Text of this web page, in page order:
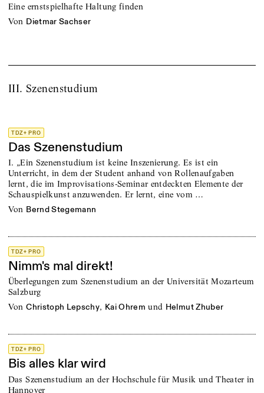
Eine ernstspielhafte Haltung finden
von Dietmar Sachser
III. Szenenstudium
TDZ+ PRO
Das Szenenstudium
I. „Ein Szenenstudium ist keine Inszenierung. Es ist ein
Unterricht, in dem der Student anhand von Rollenaufgaben
lernt, die im Improvisations-Seminar entdeckten Elemente der
Schauspielkunst anzuwenden. Er lernt, eine vom …
von Bernd Stegemann
TDZ+ PRO
Nimm's mal direkt!
Überlegungen zum Szenenstudium an der Universität Mozarteum
Salzburg
von Christoph Lepschy, Kai Ohrem und Helmut Zhuber
TDZ+ PRO
Bis alles klar wird
Das Szenenstudium an der Hochschule für Musik und Theater in
Hannover